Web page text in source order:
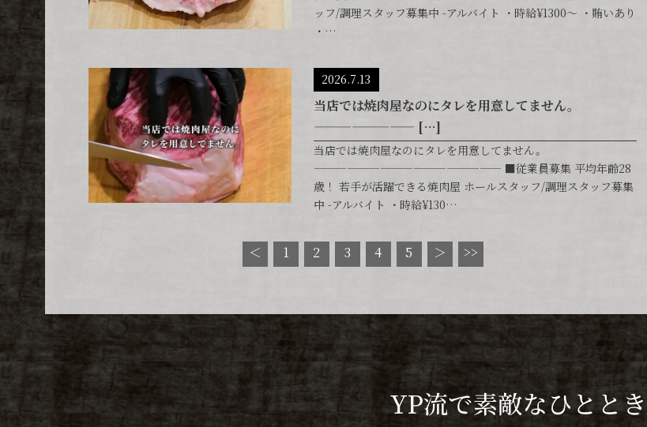
ッフ/調理スタッフ募集中 -アルバイト ・時給¥1300〜 ・賄いあり
・…
2026.7.13
当店では焼肉屋なのにタレを用意してません。
———————— […]
当店では焼肉屋なのにタレを用意してません。
————————————————— ■従業員募集 平均年齢28
歳！ 若手が活躍できる焼肉屋 ホールスタッフ/調理スタッフ募集
中 -アルバイト ・時給¥130…
＜ 1 2 3 4 5 ＞ >>